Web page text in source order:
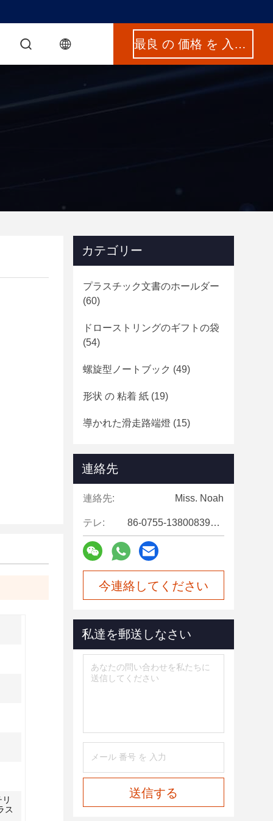
最良 の 価格 を 入手 する
ス
カテゴリー
プラスチック文書のホールダー
(60)
ドローストリングのギフトの袋
(54)
螺旋型ノートブック (49)
形状 の 粘着 紙 (19)
導かれた滑走路端燈 (15)
連絡先
連絡先: Miss. Noah
テレ: 86-0755-13800839500
今連絡してください
私達を郵送しなさい
送信する